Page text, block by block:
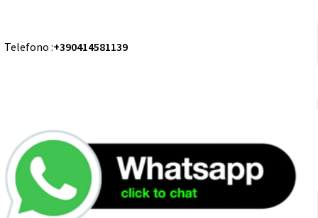
Telefono :+390414581139